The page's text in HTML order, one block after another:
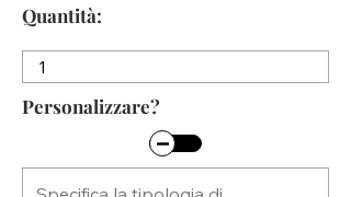
Quantità:
Personalizzare?